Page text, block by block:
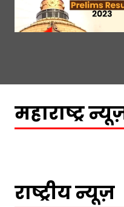
महाराष्ट्र
राष्ट्रीय न्यूज़